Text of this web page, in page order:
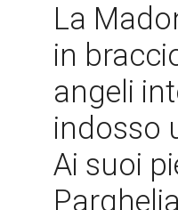
La
in
angeli
indosso
Ai suoi